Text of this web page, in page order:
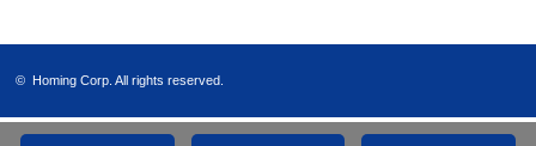
© Homing Corp. All rights reserved.